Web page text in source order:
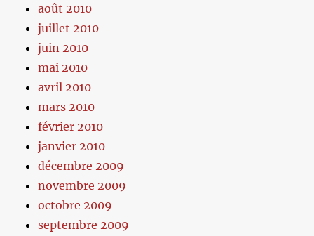
août 2010
juillet 2010
juin 2010
mai 2010
avril 2010
mars 2010
février 2010
janvier 2010
décembre 2009
novembre 2009
octobre 2009
septembre 2009